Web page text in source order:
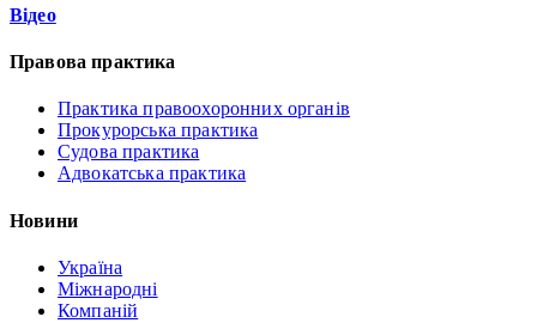
Відео
Правова практика
Практика правоохоронних органів
Прокурорська практика
Судова практика
Адвокатська практика
Новини
Україна
Міжнародні
Компаній